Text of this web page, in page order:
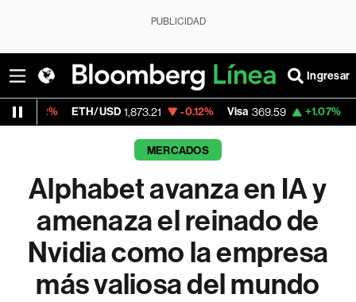
PUBLICIDAD
Ingresar
1,873.21 -0.12% Visa 369.59 +1.07% MercadoLibre
MERCADOS
Alphabet avanza en IA y
amenaza el reinado de
Nvidia como la empresa
más valiosa del mundo